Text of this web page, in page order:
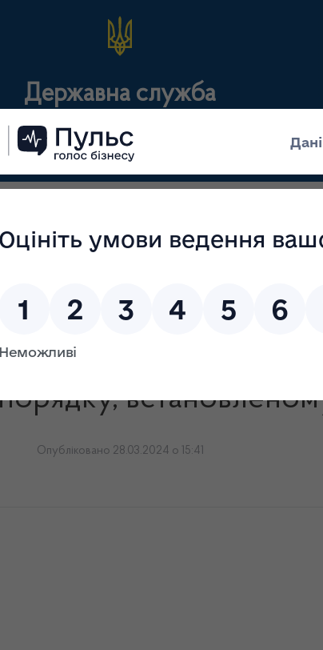
Державна служба
документи Для громадськості
АФІ)
нагляд
(контроль)
засобів, крові та
сертифікація
лікарських засобів здійснюється виключно за
засобів
Опубліковано 28.03.2024 о 15:41